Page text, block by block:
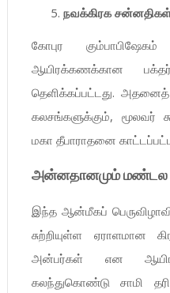
நவக்கிரக
கோபுர கும்பாபிஷேகம்
ஆயிரக்கணக்கான
தெளிக்கப்பட்டது.
கலசங்களுக்கும், மூலவர்
மகா தீபாராதனை
அன்னதானமும் மண்டல
இந்த ஆன்மீகப்
சுற்றியுள்ள ஏராளமான
அன்பர்கள் என
கலந்துகொண்டு சாமி